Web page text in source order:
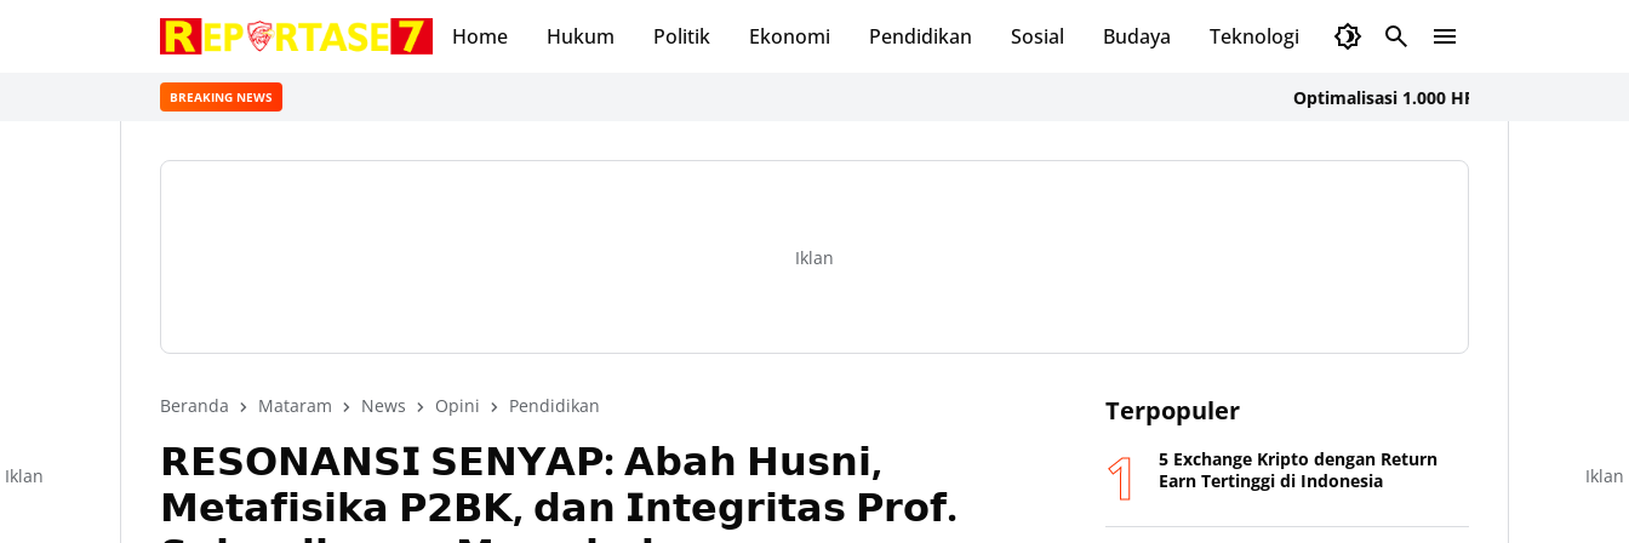
Home Hukum Politik Ekonomi Pendidikan Sosial Budaya Teknologi Olahraga
BREAKING NEWS Optimalisasi 1.000 HPK, Dinkes KSB dan FK
Iklan
Beranda Mataram News Opini Pendidikan
𝗥𝗘𝗦𝗢𝗡𝗔𝗡𝗦𝗜 𝗦𝗘𝗡𝗬𝗔𝗣: 𝗔𝗯𝗮𝗵 𝗛𝘂𝘀𝗻𝗶,
𝗠𝗲𝘁𝗮𝗳𝗶𝘀𝗶𝗸𝗮 𝗣𝟮𝗕𝗞, 𝗱𝗮𝗻 𝗜𝗻𝘁𝗲𝗴𝗿𝗶𝘁𝗮𝘀 𝗣𝗿𝗼𝗳.
Terpopuler
5 Exchange Kripto dengan Return
Earn Tertinggi di Indonesia
Iklan Iklan